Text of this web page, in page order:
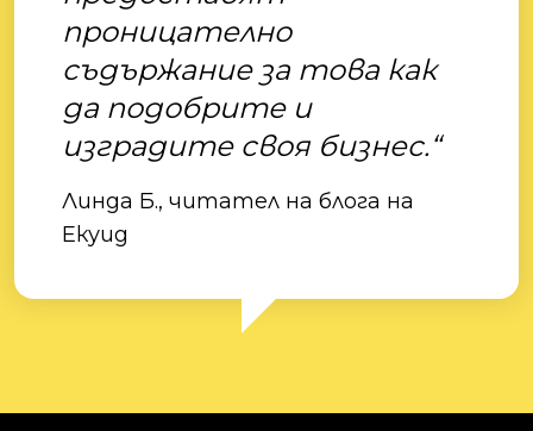
проницателно
съдържание за това как
да подобрите и
изградите своя бизнес.“
Линда Б., читател на блога на
Екуид